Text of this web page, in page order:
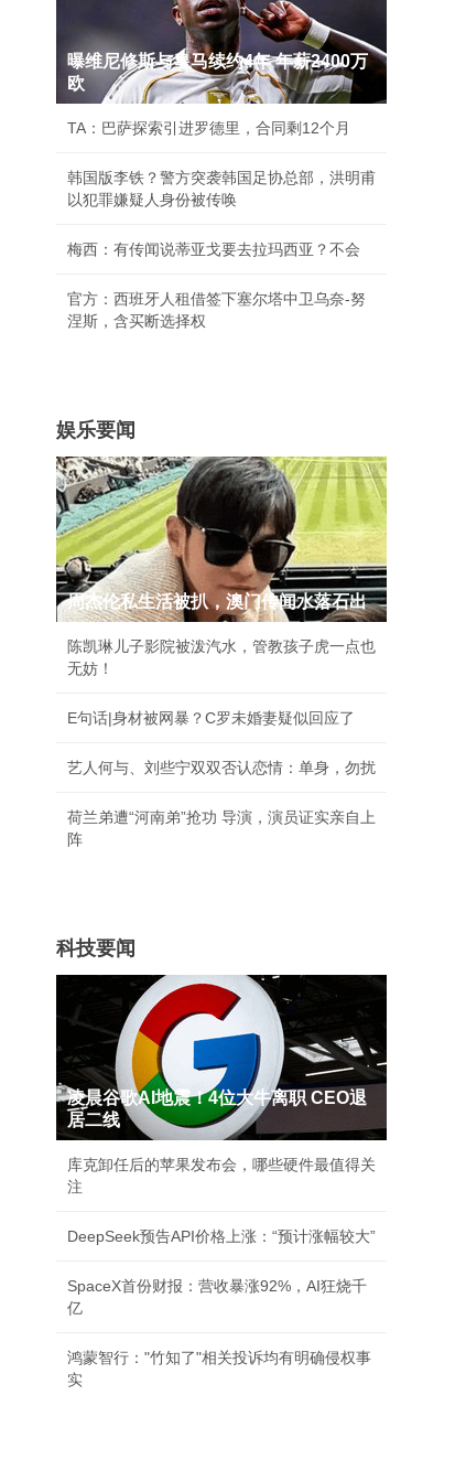
曝维尼修斯与皇马续约4年 年薪2400万
欧
TA：巴萨探索引进罗德里，合同剩12个月
韩国版李铁？警方突袭韩国足协总部，洪明甫
以犯罪嫌疑人身份被传唤
梅西：有传闻说蒂亚戈要去拉玛西亚？不会
官方：西班牙人租借签下塞尔塔中卫乌奈-努
涅斯，含买断选择权
娱乐要闻
周杰伦私生活被扒，澳门传闻水落石出
陈凯琳儿子影院被泼汽水，管教孩子虎一点也
无妨！
E句话|身材被网暴？C罗未婚妻疑似回应了
艺人何与、刘些宁双双否认恋情：单身，勿扰
荷兰弟遭“河南弟”抢功 导演，演员证实亲自上
阵
科技要闻
凌晨谷歌AI地震！4位大牛离职 CEO退
居二线
库克卸任后的苹果发布会，哪些硬件最值得关
注
DeepSeek预告API价格上涨：“预计涨幅较大”
SpaceX首份财报：营收暴涨92%，AI狂烧千
亿
鸿蒙智行："竹知了"相关投诉均有明确侵权事
实